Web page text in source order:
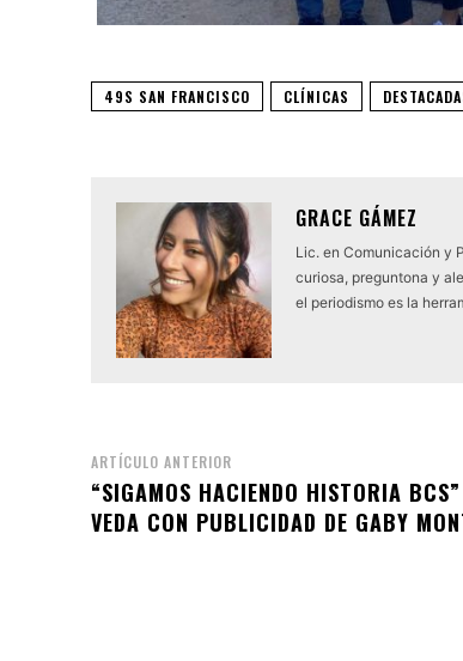
49S SAN FRANCISCO CLÍNICAS
GRACE GÁMEZ
Lic. en Comunicación y
curiosa, preguntona y
el periodismo es la
ARTÍCULO ANTERIOR
“SIGAMOS HACIENDO HISTORIA
VEDA CON PUBLICIDAD DE GABY